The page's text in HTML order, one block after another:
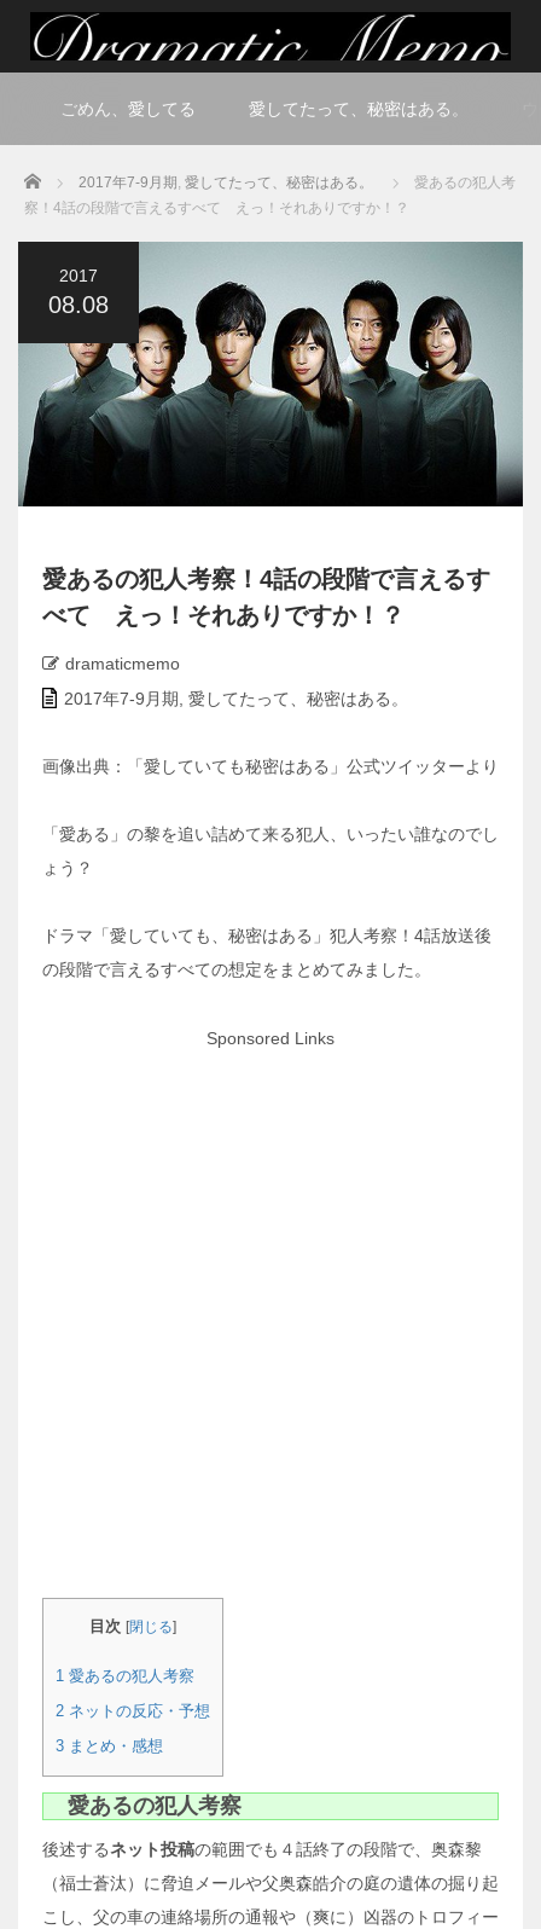
ごめん、愛してる 愛してたって、秘密はある。
Home 2017年7-9月期 , 愛してたって、秘密はある。
愛あるの犯人考
察！4話の段階で言えるすべて えっ！それありですか！？
2017
08.08
愛あるの犯人考察！4話の段階で言えるす
べて えっ！それありですか！？
dramaticmemo
2017年7-9月期 愛してたって、秘密はある。
画像出典：「愛していても秘密はある」公式ツイッターより
「愛ある」の黎を追い詰めて来る犯人、いったい誰なのでし
ょう？
ドラマ「愛していても、秘密はある」犯人考察！4話放送後
の段階で言えるすべての想定をまとめてみました。
Sponsored Links
目次 [閉じる]
1 愛あるの犯人考察
2 ネットの反応・予想
3 まとめ・感想
愛あるの犯人考察
後述するネット投稿の範囲でも４話終了の段階で、奥森黎
（福士蒼汰）に脅迫メールや父奥森皓介の庭の遺体の掘り起
こし、父の車の連絡場所の通報や（爽に）凶器のトロフィー